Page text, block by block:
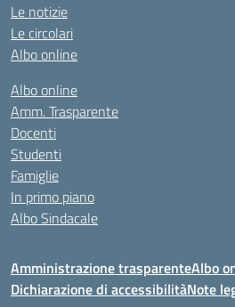
Le notizie
Le circolari
Albo online
Albo online
Amm. Trasparente
Docenti
Studenti
Famiglie
In primo piano
Albo Sindacale
Amministrazione trasparenteAlbo
Dichiarazione di accessibilitàNote